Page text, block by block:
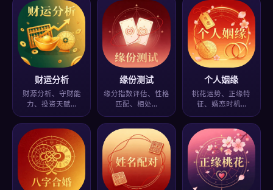
财运分析
财源分析、守财能
力、投资天赋…
缘份测试
缘分指数评估、性格
匹配、相处…
个人姻缘
桃花运势、正缘特
征、婚恋时机…